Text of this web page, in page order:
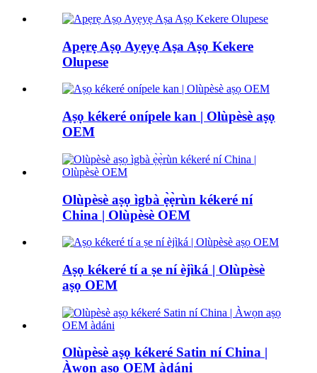
Apẹrẹ Aṣọ Ayẹyẹ Aṣa Aṣọ Kekere
Olupese
Aṣọ kékeré onípele kan | Olùpèsè aṣọ
OEM
Olùpèsè aṣọ ìgbà ẹ̀ẹ̀rùn kékeré ní
China | Olùpèsè OEM
Aṣọ kékeré tí a ṣe ní èjìká | Olùpèsè
aṣọ OEM
Olùpèsè aṣọ kékeré Satin ní China |
Àwọn aṣọ OEM àdáni